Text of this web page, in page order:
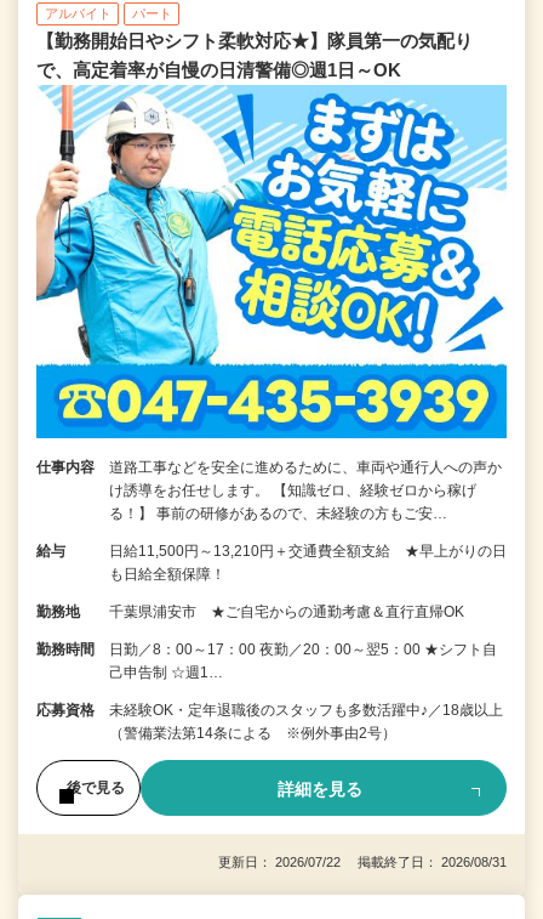
アルバイト パート
【勤務開始日やシフト柔軟対応★】隊員第一の気配り
で、高定着率が自慢の日清警備◎週1日～OK
仕事内容
道路工事などを安全に進めるために、車両や通行人への声か
け誘導をお任せします。 【知識ゼロ、経験ゼロから稼げ
る！】 事前の研修があるので、未経験の方もご安…
給与
日給11,500円～13,210円＋交通費全額支給 ★早上がりの日
も日給全額保障！
勤務地 千葉県浦安市 ★ご自宅からの通勤考慮＆直行直帰OK
勤務時間
日勤／8：00～17：00 夜勤／20：00～翌5：00 ★シフト自
己申告制 ☆週1…
応募資格
未経験OK・定年退職後のスタッフも多数活躍中♪／18歳以上
（警備業法第14条による ※例外事由2号）
後で見る 詳細を見る
更新日： 2026/07/22 掲載終了日： 2026/08/31